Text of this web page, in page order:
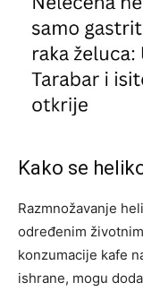
Kako se
Razmnožavanje
određenim
konzumacije kafe
ishrane, mogu